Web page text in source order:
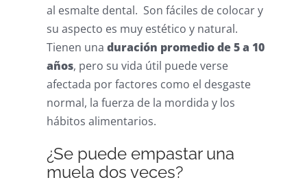
al esmalte dental. Son fáciles de colocar y
su aspecto es muy estético y natural.
Tienen una duración promedio de 5 a 10
años, pero su vida útil puede verse
afectada por factores como el desgaste
normal, la fuerza de la mordida y los
hábitos alimentarios.
¿Se puede empastar una
muela dos veces?